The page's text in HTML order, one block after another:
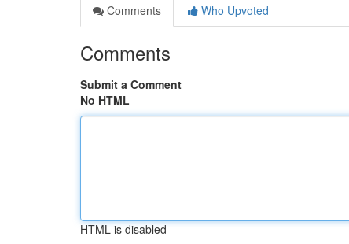
Comments
Who Upvoted
Comments
Submit a Comment
No HTML
HTML is disabled